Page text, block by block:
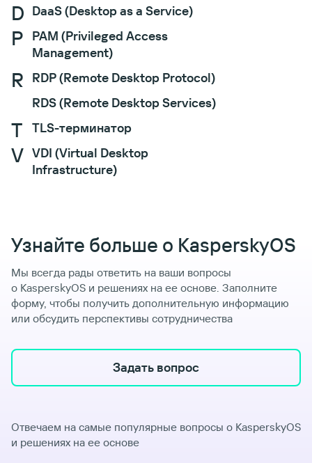
D DaaS (Desktop as a Service)
P
PAM (Privileged Access
Management)
R
RDP (Remote Desktop Protocol)
RDS (Remote Desktop Services)
T TLS-терминатор
V VDI (Virtual Desktop
Infrastructure)
Узнайте больше о KasperskyOS
Мы всегда рады ответить на ваши вопросы
о KasperskyOS и решениях на ее основе. Заполните
форму, чтобы получить дополнительную информацию
или обсудить перспективы сотрудничества
Задать вопрос
Отвечаем на самые популярные вопросы о KasperskyOS
и решениях на ее основе